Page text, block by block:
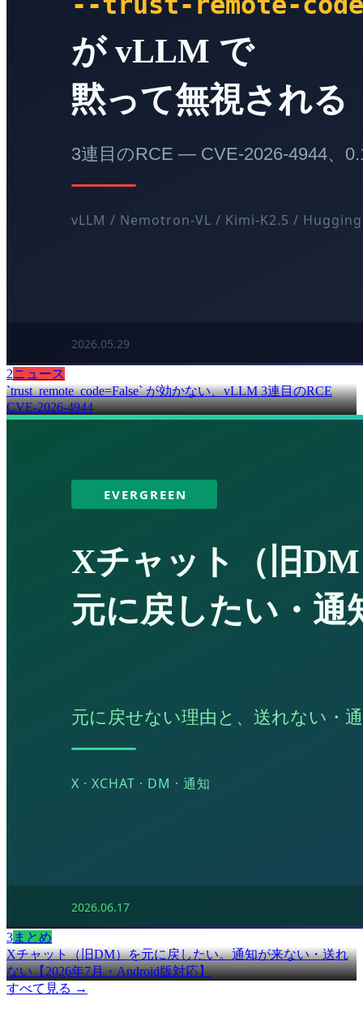
2ニュース
`trust_remote_code=False` が効かない、vLLM 3連目のRCE
CVE-2026-4944
3まとめ
Xチャット（旧DM）を元に戻したい。通知が来ない・送れ
ない【2026年7月・Android版対応】
すべて見る →